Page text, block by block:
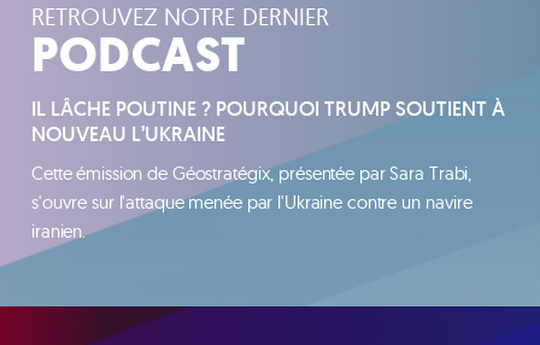
RETROUVEZ NOTRE DERNIER
PODCAST
IL LÂCHE POUTINE ? POURQUOI TRUMP SOUTIENT À
NOUVEAU L’UKRAINE
Cette émission de Géostratégix, présentée par Sara Trabi,
s'ouvre sur l'attaque menée par l'Ukraine contre un navire
iranien.